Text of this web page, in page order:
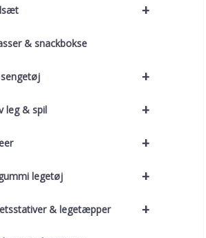
+
& snackbokse
+
sengetøj
+
leg & spil
+
+
legetøj
+
& legetæpper